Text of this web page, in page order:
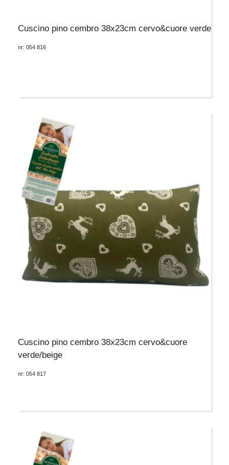
Cuscino pino cembro 38x23cm cervo&cuore verde
nr: 054 816
Cuscino pino cembro 38x23cm cervo&cuore
verde/beige
nr: 054 817